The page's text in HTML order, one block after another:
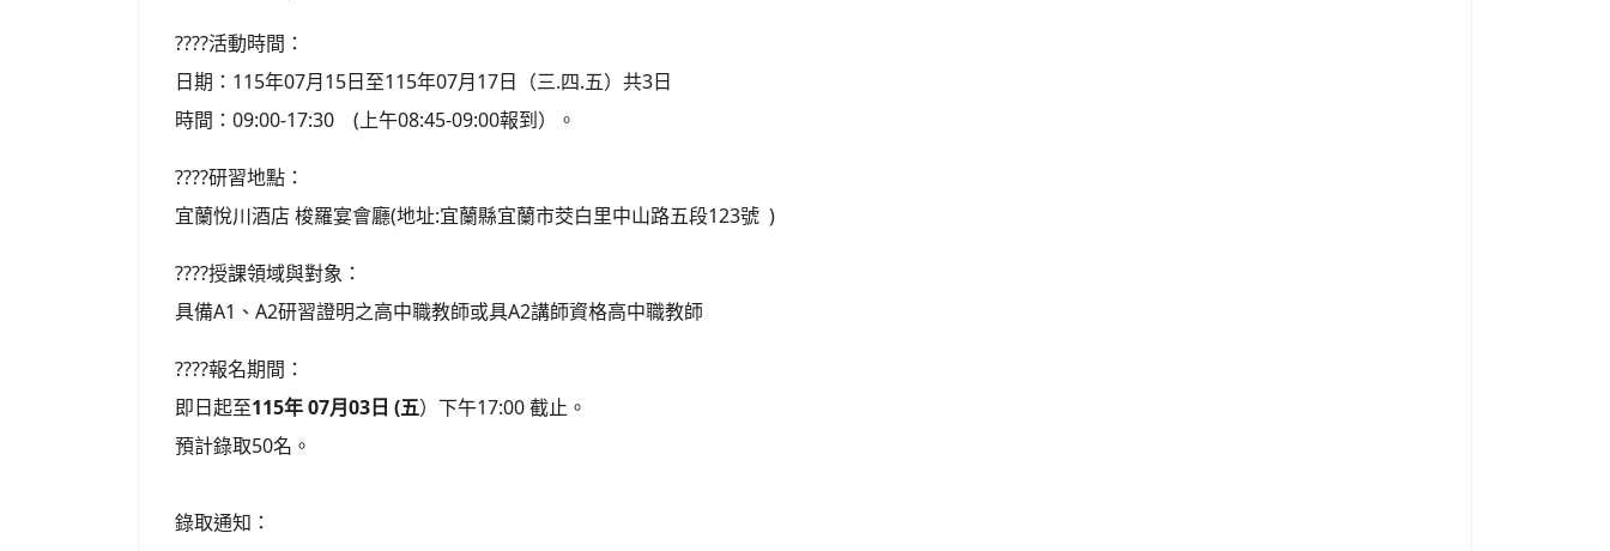
????活動時間：
日期：115年07月15日至115年07月17日（三.四.五）共3日
時間：09:00-17:30 (上午08:45-09:00報到）。
????研習地點：
宜蘭悅川酒店 梭羅宴會廳(地址:宜蘭縣宜蘭市茭白里中山路五段123號 )
????授課領域與對象：
具備A1、A2研習證明之高中職教師或具A2講師資格高中職教師
????報名期間：
即日起至115年 07月03日 (五）下午17:00 截止。
預計錄取50名。
錄取通知：